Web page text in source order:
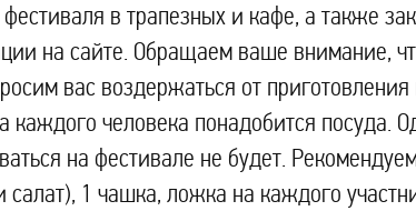
в трапезных и кафе, а также
на сайте. Обращаем ваше внимание,
вас воздержаться от
каждого человека понадобится посуда.
на фестивале не будет.
салат), 1 чашка, ложка на каждого